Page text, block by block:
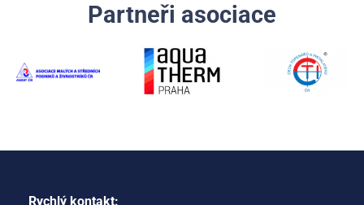
Partneři asociace
Rychlý kontakt: